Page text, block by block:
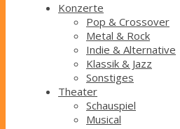
Konzerte
Pop & Crossover
Metal & Rock
Indie & Alternative
Klassik & Jazz
Sonstiges
Theater
Schauspiel
Musical